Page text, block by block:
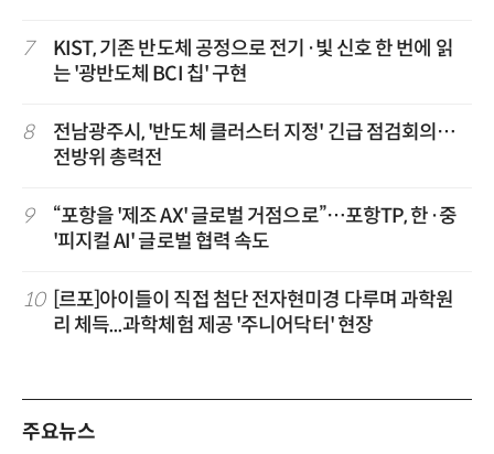
7
KIST, 기존 반도체 공정으로 전기·빛 신호 한 번에 읽
는 '광반도체 BCI 칩' 구현
8
전남광주시, '반도체 클러스터 지정' 긴급 점검회의…
전방위 총력전
9
“포항을 '제조 AX' 글로벌 거점으로”…포항TP, 한·중
'피지컬 AI' 글로벌 협력 속도
10
[르포]아이들이 직접 첨단 전자현미경 다루며 과학원
리 체득...과학체험 제공 '주니어닥터' 현장
주요뉴스